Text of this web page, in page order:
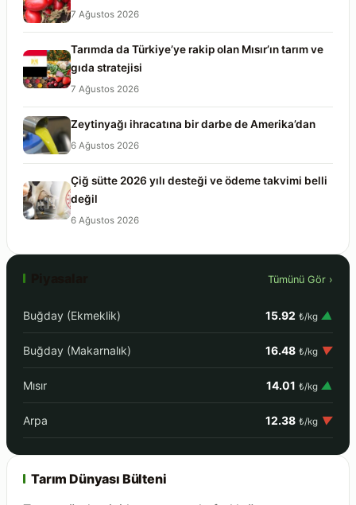
7 Ağustos 2026
Tarımda da Türkiye’ye rakip olan Mısır’ın tarım ve
gıda stratejisi
7 Ağustos 2026
Zeytinyağı ihracatına bir darbe de Amerika’dan
6 Ağustos 2026
Çiğ sütte 2026 yılı desteği ve ödeme takvimi belli
değil
6 Ağustos 2026
Tümünü Gör ›
Buğday (Ekmeklik) 15.92 ₺/kg ▲
Buğday (Makarnalık) 16.48 ₺/kg ▼
Mısır 14.01 ₺/kg ▲
Arpa 12.38 ₺/kg ▼
Tarım Dünyası Bülteni